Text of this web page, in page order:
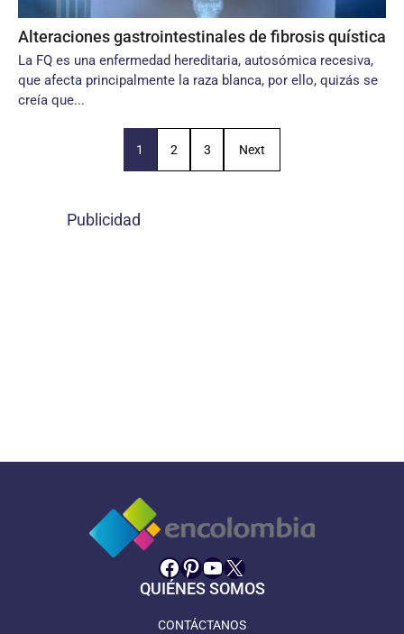
Alteraciones gastrointestinales de fibrosis quística
La FQ es una enfermedad hereditaria, autosómica recesiva,
que afecta principalmente la raza blanca, por ello, quizás se
creía que...
1 2 3 Next
Publicidad
Facebook
Pinterest
YouTube
X
QUIÉNES SOMOS
CONTÁCTANOS